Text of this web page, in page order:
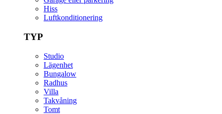
Hiss
Luftkonditionering
TYP
Studio
Lägenhet
Bungalow
Radhus
Villa
Takvåning
Tomt